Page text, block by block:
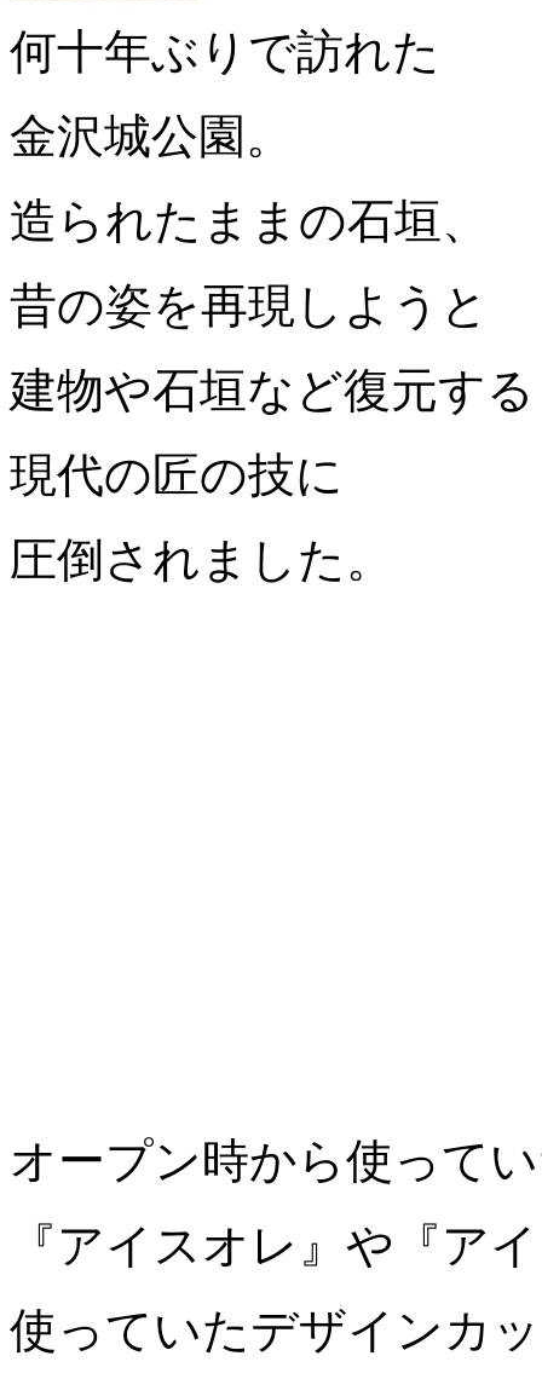
何十年ぶりで訪れた
金沢城公園。
造られたままの石垣、
昔の姿を再現しようと
建物や石垣など復元する
現代の匠の技に
圧倒されました。
オープン時から使って
『アイスオレ』や『ア
使っていたデザインカ